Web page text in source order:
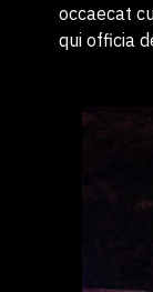
occaecat
qui officia